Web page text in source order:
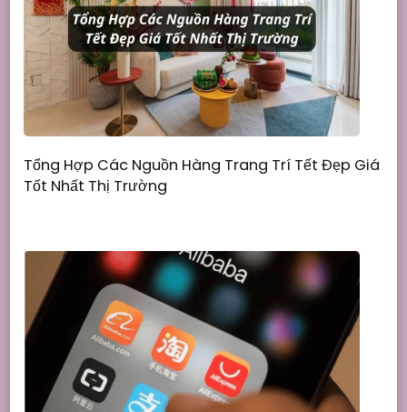
Tổng Hợp Các Nguồn Hàng Trang Trí Tết Đẹp Giá
Tốt Nhất Thị Trường